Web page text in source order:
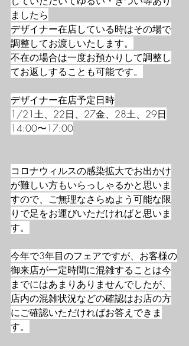
ましたら
デザイナー在店している時はその場で
調整してお渡しいたします。
不在の場合は一度お預かりして調整し
てお返しすることも可能です。
デザイナー在店予定日時
1/21土、22日、27金、28土、29日
14:00〜17:00
コロナウィルスの感染拡大でお出かけ
が難しい方もいらっしゃるかと思いま
すので、ご無理なさらぬよう可能な限
りで足をお運びいただければと思いま
す。
今年で3年目のフェアですが、お客様の
御来店が一定時間に混雑することは今
までにはあまりありませんでしたが、
店内の混雑状況などの確認はお店の方
にご確認いただければお答えできま
す。